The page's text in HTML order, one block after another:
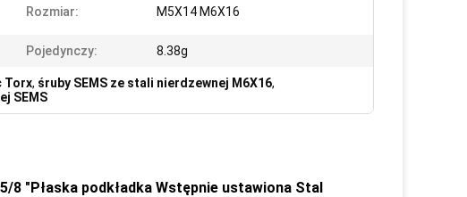
Rozmiar: M5X14 M6X16
Pojedynczy: 8.38g
Torx, śruby SEMS ze stali nierdzewnej M6X16,
SEMS
8 "Płaska podkładka Wstępnie ustawiona Stal